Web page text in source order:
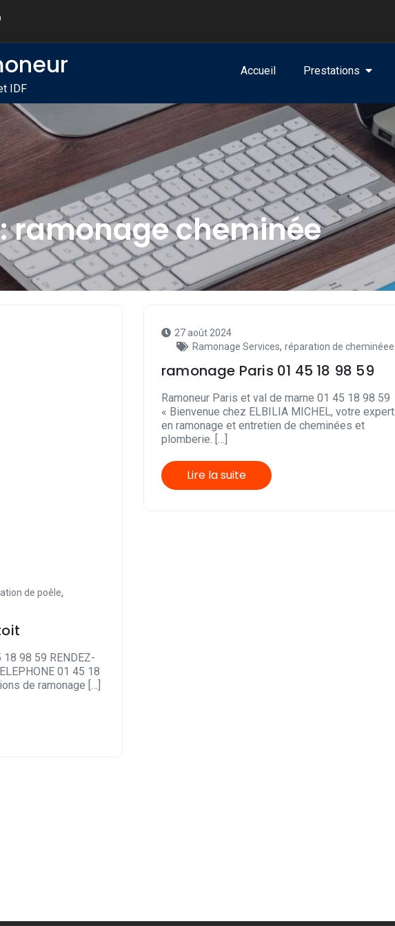
IDF
Accueil Prestations
ramonage cheminée
de poêle,
98 59 RENDEZ-
01 45 18
de ramonage […]
27 août 2024
Ramonage Services, réparation de cheminéee
ramonage Paris 01 45 18 98 59
Ramoneur Paris et val de marne 01 45 18 98 59
« Bienvenue chez ELBILIA MICHEL, votre expert
en ramonage et entretien de cheminées et
plomberie. […]
Lire la suite